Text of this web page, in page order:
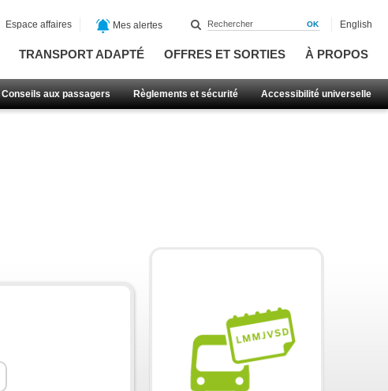
TRANSPORT ADAPTÉ OFFRES ET SORTIES À PROPOS
Conseils aux passagers Règlements et sécurité Accessibilité universelle
Espace affaires Mes alertes English